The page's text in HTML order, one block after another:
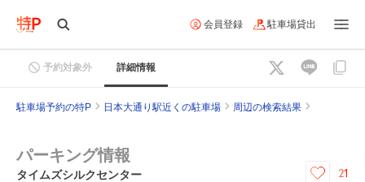
会員登録 駐車場貸出
予約対象外 詳細情報
駐車場予約の特P 日本大通り駅近くの駐車場 周辺の検索結果
パーキング情報
タイムズシルクセンター 21